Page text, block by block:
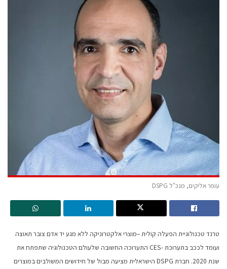
עופר אליקים, מנכ"ל DSPG
טרנד טכנולוגיית הפעלה קולית –מוצרי אלקטרוניקה ללא מגע יד אדם צובר תאוצה
ועומד לככב בתערוכתCES- התערוכה החשובה שלעולם הטכנולוגיה שתפתח את
שנת 2020. חברת
DSPG הישראלית מציעה מבול של חידושים המשולבים במוצרים